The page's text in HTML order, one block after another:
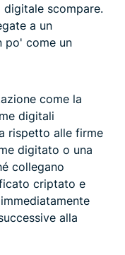
scompare.
a un
po' come un
come la
digitali
rispetto alle firme
digitato o una
collegano
criptato e
alla